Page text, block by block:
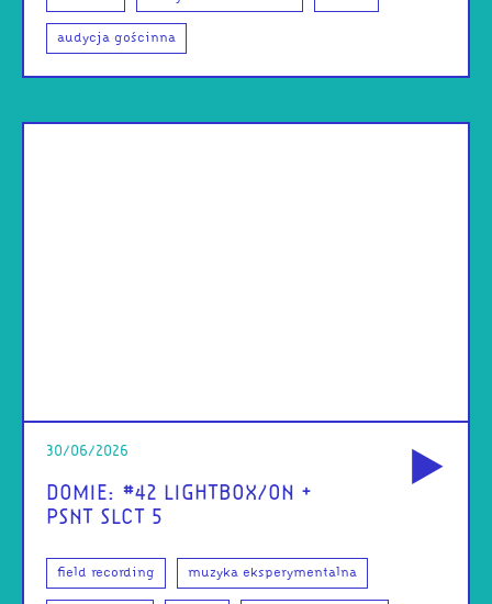
audycja gościnna
30/06/2026
DOMIE: #42 LIGHTBOX/ON +
PSNT SLCT 5
field recording muzyka eksperymentalna